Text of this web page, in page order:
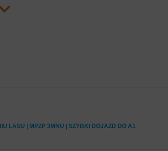
LASU | MPZP 3MNU | SZYBKI DOJAZD DO A1